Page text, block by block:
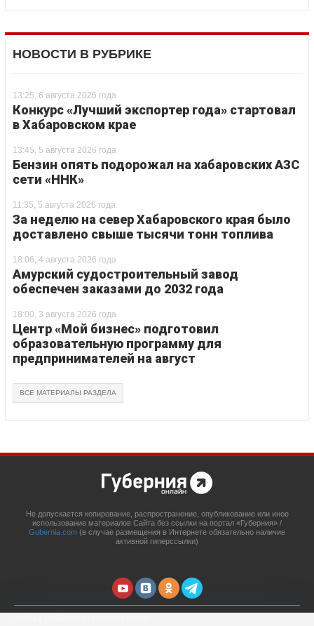
НОВОСТИ В РУБРИКЕ
13:25, 6 августа 2026 года
Конкурс «Лучший экспортер года» стартовал
в Хабаровском крае
13:45, 5 августа 2026 года
Бензин опять подорожал на хабаровских АЗС
сети «ННК»
11:35, 5 августа 2026 года
За неделю на север Хабаровского края было
доставлено свыше тысячи тонн топлива
18:06, 4 августа 2026 года
Амурский судостроительный завод
обеспечен заказами до 2032 года
18:00, 3 августа 2026 года
Центр «Мой бизнес» подготовил
образовательную программу для
предпринимателей на август
ВСЕ МАТЕРИАЛЫ РАЗДЕЛА
Не допускается копирование, распространение, опубликование или иное
использование материалов Сайта без ссылки на портал «Губерния» /
Gubernia.com (в случае размещения в Интернете обязательно наличие
активной гиперссылки)